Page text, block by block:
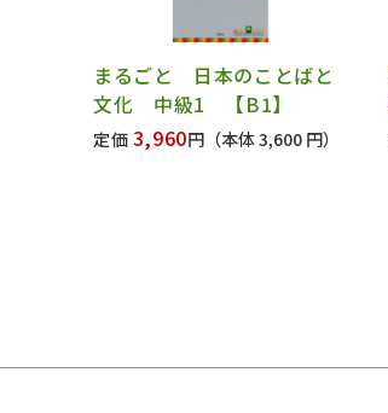
まるごと 日本のことばと
文化 中級1 【B1】
定価 3,960円 （本体 3,600 円）